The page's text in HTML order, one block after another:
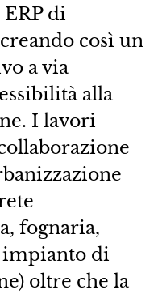
di
così un
a via
alla
I lavori
fognaria,
impianto di
oltre che la